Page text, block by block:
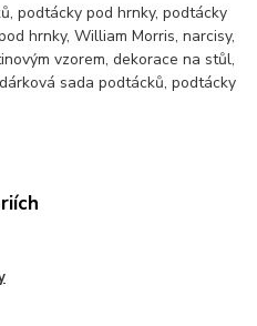
podtácky pod hrnky, podtácky
hrnky, William Morris, narcisy,
vzorem, dekorace na stůl,
sada podtácků, podtácky